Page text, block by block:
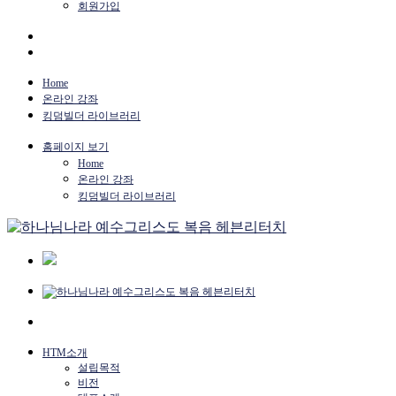
회원가입
Home
온라인 강좌
킹덤빌더 라이브러리
홈페이지 보기
Home
온라인 강좌
킹덤빌더 라이브러리
HTM소개
설립목적
비전